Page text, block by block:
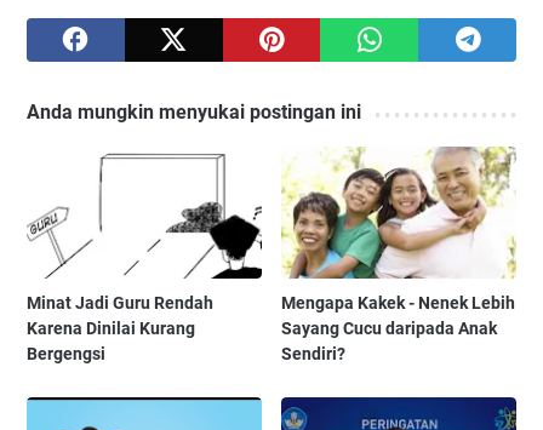
Anda mungkin menyukai postingan ini
Minat Jadi Guru Rendah
Karena Dinilai Kurang
Bergengsi
Mengapa Kakek - Nenek Lebih
Sayang Cucu daripada Anak
Sendiri?